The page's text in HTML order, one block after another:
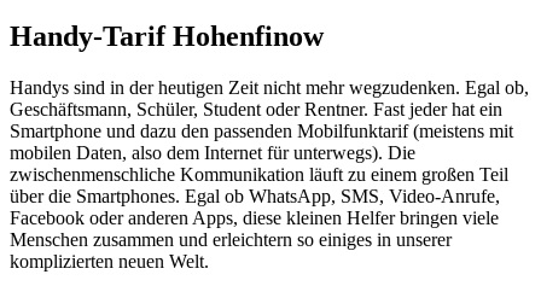
Handy-Tarif Hohenfinow
Handys sind in der heutigen Zeit nicht mehr wegzudenken. Egal ob,
Geschäftsmann, Schüler, Student oder Rentner. Fast jeder hat ein
Smartphone und dazu den passenden Mobilfunktarif (meistens mit
mobilen Daten, also dem Internet für unterwegs). Die
zwischenmenschliche Kommunikation läuft zu einem großen Teil
über die Smartphones. Egal ob WhatsApp, SMS, Video-Anrufe,
Facebook oder anderen Apps, diese kleinen Helfer bringen viele
Menschen zusammen und erleichtern so einiges in unserer
komplizierten neuen Welt.